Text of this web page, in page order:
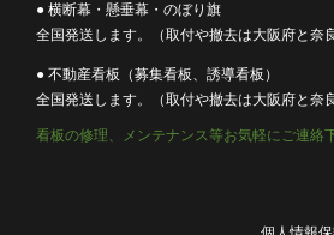
● 横断幕・懸垂幕・のぼり旗
全国発送します。（取付や撤去は大阪府と奈
● 不動産看板（募集看板、誘導看板）
全国発送します。（取付や撤去は大阪府と奈
看板の修理、メンテナンス等お気軽にご連絡